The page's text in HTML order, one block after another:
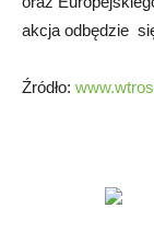
akcja odbędzie
Źródło: